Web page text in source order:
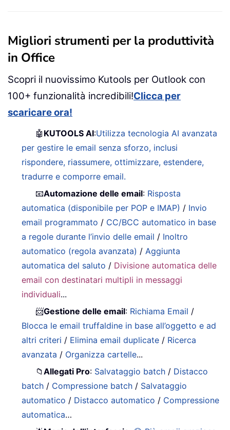
Migliori strumenti per la produttività
in Office
Scopri il nuovissimo Kutools per Outlook con
100+ funzionalità incredibili!Clicca per
scaricare ora!
🤖 KUTOOLS AI:Utilizza tecnologia AI avanzata
per gestire le email senza sforzo, inclusi
rispondere, riassumere, ottimizzare, estendere,
tradurre e comporre email.
📧Automazione delle email: Risposta
automatica (disponibile per POP e IMAP) / Invio
email programmato / CC/BCC automatico in base
a regole durante l’invio delle email / Inoltro
automatico (regola avanzata) /Aggiunta
automatica del saluto / Divisione automatica delle
email con destinatari multipli in messaggi
individuali...
📨Gestione delle email: Richiama Email /
Blocca le email truffaldine in base all’oggetto e ad
altri criteri / Elimina email duplicate / Ricerca
avanzata / Organizza cartelle...
📁Allegati Pro: Salvataggio batch / Distacco
batch / Compressione batch / Salvataggio
automatico / Distacco automatico / Compressione
automatica…